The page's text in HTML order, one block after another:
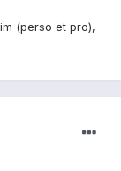
(perso et pro),